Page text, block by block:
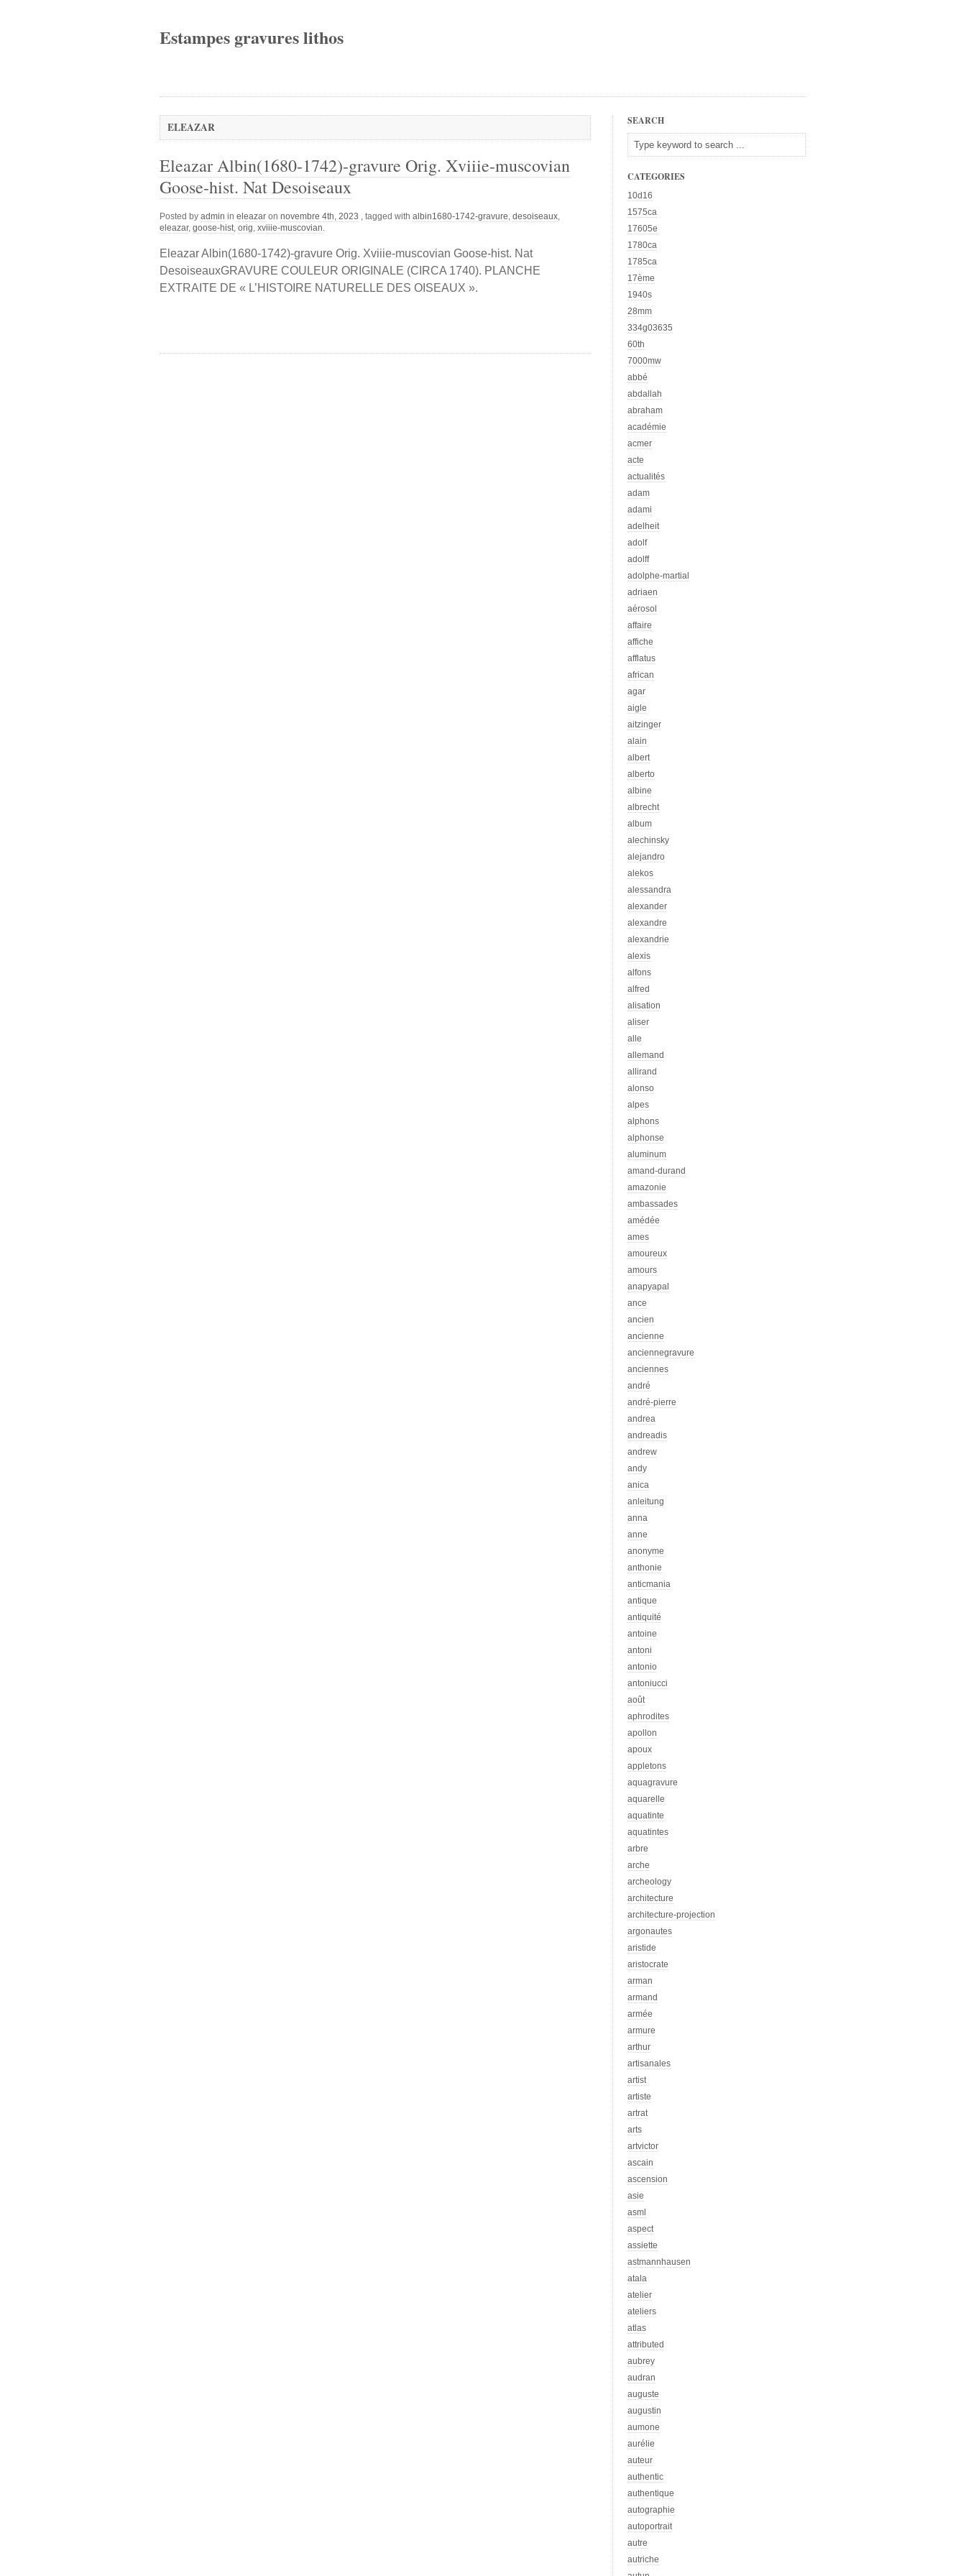
Estampes gravures lithos
ELEAZAR
Eleazar Albin(1680-1742)-gravure Orig. Xviiie-muscovian
Goose-hist. Nat Desoiseaux
Posted by admin in eleazar on novembre 4th, 2023 , tagged with albin1680-1742-gravure, desoiseaux,
eleazar, goose-hist, orig, xviiie-muscovian.
Eleazar Albin(1680-1742)-gravure Orig. Xviiie-muscovian Goose-hist. Nat
DesoiseauxGRAVURE COULEUR ORIGINALE (CIRCA 1740). PLANCHE
EXTRAITE DE « L’HISTOIRE NATURELLE DES OISEAUX ».
SEARCH
CATEGORIES
10d16
1575ca
17605e
1780ca
1785ca
17ème
1940s
28mm
334g03635
60th
7000mw
abbé
abdallah
abraham
académie
acmer
acte
actualités
adam
adami
adelheit
adolf
adolff
adolphe-martial
adriaen
aérosol
affaire
affiche
afflatus
african
agar
aigle
aitzinger
alain
albert
alberto
albine
albrecht
album
alechinsky
alejandro
alekos
alessandra
alexander
alexandre
alexandrie
alexis
alfons
alfred
alisation
aliser
alle
allemand
allirand
alonso
alpes
alphons
alphonse
aluminum
amand-durand
amazonie
ambassades
amédée
ames
amoureux
amours
anapyapal
ance
ancien
ancienne
anciennegravure
anciennes
andré
andré-pierre
andrea
andreadis
andrew
andy
anica
anleitung
anna
anne
anonyme
anthonie
anticmania
antique
antiquité
antoine
antoni
antonio
antoniucci
août
aphrodites
apollon
apoux
appletons
aquagravure
aquarelle
aquatinte
aquatintes
arbre
arche
archeology
architecture
architecture-projection
argonautes
aristide
aristocrate
arman
armand
armée
armure
arthur
artisanales
artist
artiste
artrat
arts
artvictor
ascain
ascension
asie
asml
aspect
assiette
astmannhausen
atala
atelier
ateliers
atlas
attributed
aubrey
audran
auguste
augustin
aumone
aurélie
auteur
authentic
authentique
autographie
autoportrait
autre
autriche